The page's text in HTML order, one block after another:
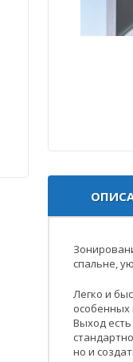
спальне,
Легко и
особенных
Выход
но и